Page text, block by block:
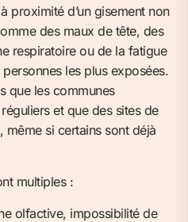
proximité d’un gisement non
des maux de tête, des
respiratoire ou de la fatigue
les plus exposées.
que les communes
et que des sites de
même si certains sont déjà
multiples :
olfactive, impossibilité de